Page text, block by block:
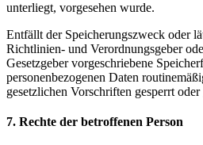
unterliegt, vorgesehen wurde.
Entfällt der Speicherungszweck oder
Richtlinien- und Verordnungsgeber
Gesetzgeber vorgeschriebene
personenbezogenen Daten
gesetzlichen Vorschriften gesperrt oder
7. Rechte der betroffenen Person